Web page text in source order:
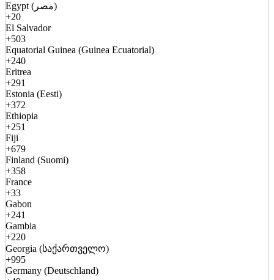
Egypt (مصر)
+20
El Salvador
+503
Equatorial Guinea (Guinea Ecuatorial)
+240
Eritrea
+291
Estonia (Eesti)
+372
Ethiopia
+251
Fiji
+679
Finland (Suomi)
+358
France
+33
Gabon
+241
Gambia
+220
Georgia (საქართველო)
+995
Germany (Deutschland)